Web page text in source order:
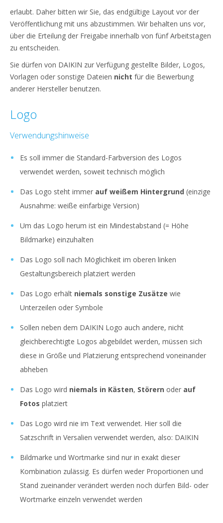
erlaubt. Daher bitten wir Sie, das endgültige Layout vor der
Veröffentlichung mit uns abzustimmen. Wir behalten uns vor,
über die Erteilung der Freigabe innerhalb von fünf Arbeitstagen
zu entscheiden.
Sie dürfen von DAIKIN zur Verfügung gestellte Bilder, Logos,
Vorlagen oder sonstige Dateien nicht für die Bewerbung
anderer Hersteller benutzen.
Logo
Verwendungshinweise
Es soll immer die Standard-Farbversion des Logos
verwendet werden, soweit technisch möglich
Das Logo steht immer auf weißem Hintergrund (einzige
Ausnahme: weiße einfarbige Version)
Um das Logo herum ist ein Mindestabstand (= Höhe
Bildmarke) einzuhalten
Das Logo soll nach Möglichkeit im oberen linken
Gestaltungsbereich platziert werden
Das Logo erhält niemals sonstige Zusätze wie
Unterzeilen oder Symbole
Sollen neben dem DAIKIN Logo auch andere, nicht
gleichberechtigte Logos abgebildet werden, müssen sich
diese in Größe und Platzierung entsprechend voneinander
abheben
Das Logo wird niemals in Kästen, Störern oder auf
Fotos platziert
Das Logo wird nie im Text verwendet. Hier soll die
Satzschrift in Versalien verwendet werden, also: DAIKIN
Bildmarke und Wortmarke sind nur in exakt dieser
Kombination zulässig. Es dürfen weder Proportionen und
Stand zueinander verändert werden noch dürfen Bild- oder
Wortmarke einzeln verwendet werden